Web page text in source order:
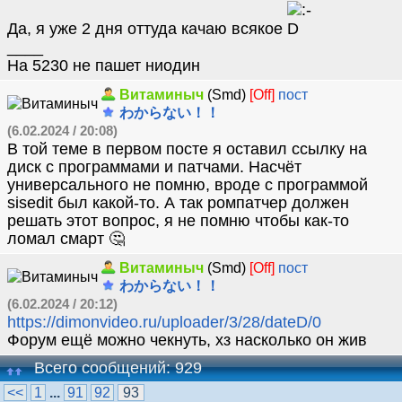
Да, я уже 2 дня оттуда качаю всякое
На 5230 не пашет ниодин
Витаминыч (Smd) [Off] пост
わからない！！
(6.02.2024 / 20:08)
В той теме в первом посте я оставил ссылку на
диск с программами и патчами. Насчёт
универсального не помню, вроде с программой
sisedit был какой-то. А так ромпатчер должен
решать этот вопрос, я не помню чтобы как-то
ломал смарт 🤔
Витаминыч (Smd) [Off] пост
わからない！！
(6.02.2024 / 20:12)
https://dimonvideo.ru/uploader/3/28/dateD/0
Форум ещё можно чекнуть, хз насколько он жив
Всего сообщений: 929
<< 1 ... 91 92 93